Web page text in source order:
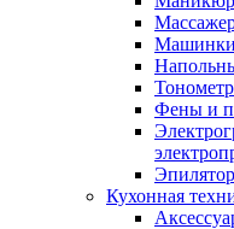
Машинки
Фены и
Кухонная